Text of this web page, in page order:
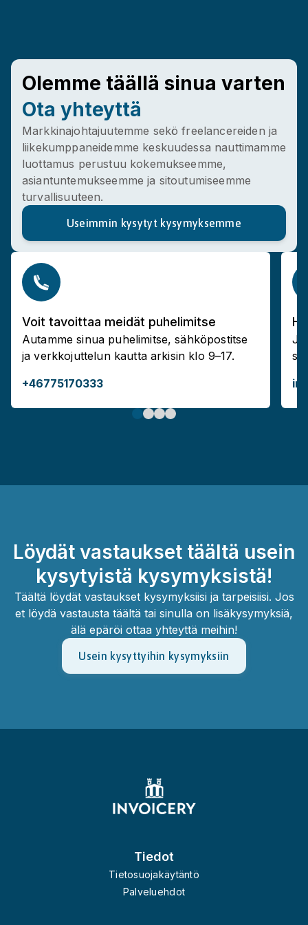
Polish
Portuguese
Romanian
Slovak
Slovenian
Finnish
Olemme täällä sinua varten
Ota yhteyttä
Markkinajohtajuutemme sekö freelancereiden ja
liikekumppaneidemme keskuudessa nauttimamme
luottamus perustuu kokemukseemme,
asiantuntemukseemme ja sitoutumiseemme
turvallisuuteen.
Useimmin kysytyt kysymyksemme
Voit tavoittaa meidät puhelimitse
Autamme sinua puhelimitse, sähköpostitse
ja verkkojuttelun kautta arkisin klo 9–17.
+46775170333
Löydät vastaukset täältä usein
kysytyistä kysymyksistä!
Täältä löydät vastaukset kysymyksiisi ja tarpeisiisi. Jos
et löydä vastausta täältä tai sinulla on lisäkysymyksiä,
älä epäröi ottaa yhteyttä meihin!
Usein kysyttyihin kysymyksiin
Tiedot
Tietosuojakäytäntö
Palveluehdot